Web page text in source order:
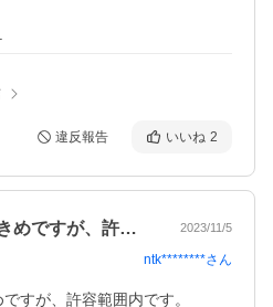
違反報告 いいね 2
サイズ感、ちょっと大きめですが、許容範… 2023/11/5
ntk********さん
すが、許容範囲内です。